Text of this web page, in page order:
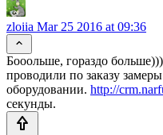
zloiia Mar 25 2016 at 09:36
Бооольше, гораздо
проводили по заказу
оборудовании. http://
секунды.